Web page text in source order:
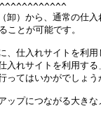
卸）から、通常の仕入
ことが可能です。
、仕入れサイトを利
入れサイトを利用す
ってはいかがでしょう
ップにつながる大き